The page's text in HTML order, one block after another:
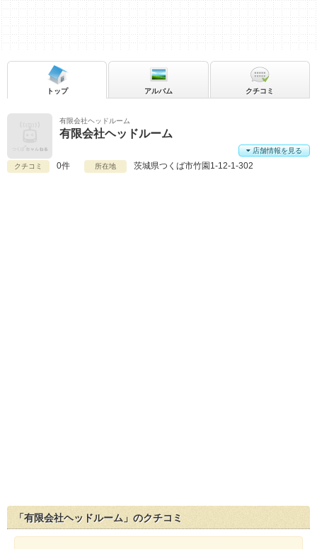
有限会社ヘッドルーム
有限会社ヘッドルーム
クチコミ 0件 所在地 茨城県つくば市竹園1-12-1-302
店舗情報を見る
トップ アルバム クチコミ
「有限会社ヘッドルーム」のクチコミ